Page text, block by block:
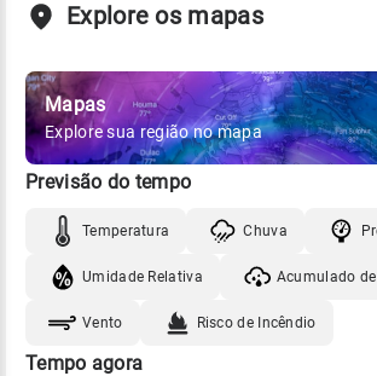
Explore os mapas
Mapas
Explore sua região no mapa
Previsão do tempo
Temperatura Chuva
Umidade Relativa Acumulado
Vento Risco de Incêndio
Tempo agora